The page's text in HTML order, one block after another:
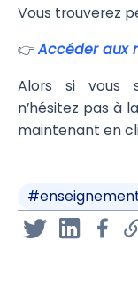
Vous trouverez
👉Accéder aux
Alors si vous
n’hésitez pas à
maintenant en
#